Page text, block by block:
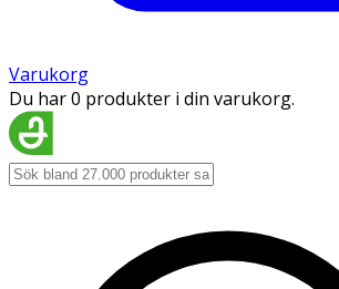
Varukorg
Du har 0 produkter i din varukorg.